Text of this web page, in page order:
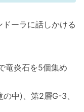
ドーラに話しかける
竜炎石を5個集め
中)、第2層G-3、